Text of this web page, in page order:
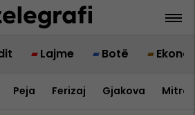
Lajme Botë
Peja Ferizaj Gjakova